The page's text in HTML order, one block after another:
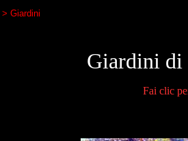
> Giardini
Giardini di
Fai clic